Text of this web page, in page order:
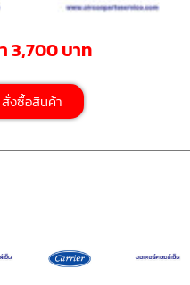
3,700 บาท
สั่งซื้อสินค้า